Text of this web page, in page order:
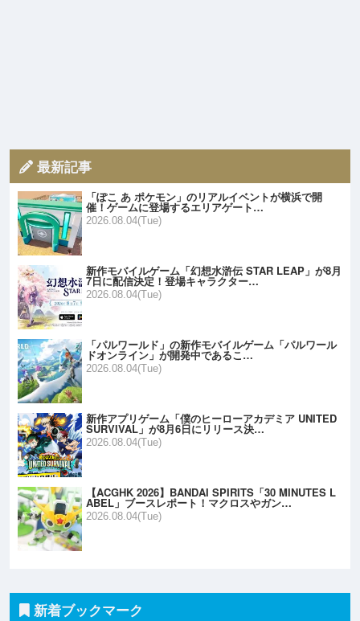
最新記事
「ぽこ あ ポケモン」のリアルイベントが横浜で開
催！ゲームに登場するエリアゲート…
2026.08.04(Tue)
新作モバイルゲーム「幻想水滸伝 STAR LEAP」が8月
7日に配信決定！登場キャラクター…
2026.08.04(Tue)
「パルワールド」の新作モバイルゲーム「パルワール
ドオンライン」が開発中であるこ…
2026.08.04(Tue)
新作アプリゲーム「僕のヒーローアカデミア UNITED
SURVIVAL」が8月6日にリリース決…
2026.08.04(Tue)
【ACGHK 2026】BANDAI SPIRITS「30 MINUTES L
ABEL」ブースレポート！マクロスやガン…
2026.08.04(Tue)
新着ブックマーク